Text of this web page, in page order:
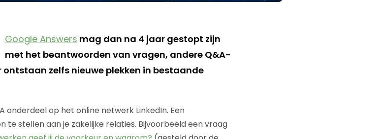
Google Answers mag dan na 4 jaar gestopt zijn
met het beantwoorden van vragen, andere Q&A-
ontstaan zelfs nieuwe plekken in bestaande
onderdeel op het online netwerk LinkedIn. Een
te stellen aan je zakelijke relaties. Bijvoorbeeld een vraag